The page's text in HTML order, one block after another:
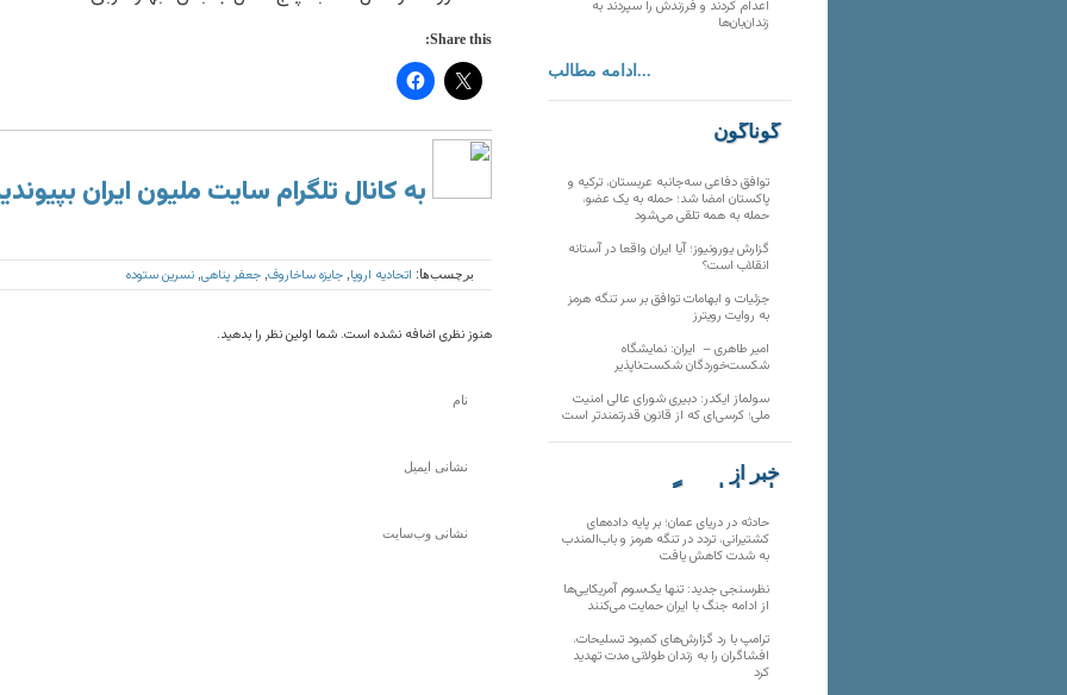
Share this:
به کانال تلگرام سایت ملیون ایران
برچسب‌ها: اتحادیه اروپا جایزه ساخاروف جعفر پناهی نسرین ستوده
هنوز نظری اضافه نشده است. شما اولین نظر را بدهید.
اعدام کردند و فرزندش را سپردند به
زندان‌بان‌ها
ادامه مطالب...
گوناگون
توافق دفاعی سه‌جانبه عربستان، ترکیه و
پاکستان امضا شد؛ حمله به یک عضو،
حمله به همه تلقی می‌شود
گزارش یورونیوز؛ آیا ایران واقعا در آستانه
انقلاب است؟
جزئیات و ابهامات توافق بر سر تنگه هرمز
به روایت رویترز
امیر طاهری – ایران: نمایشگاه
شکست‌خوردگان شکست‌ناپذیر
سولماز ایکدر: دبیری شورای عالی امنیت
ملی؛ کرسی‌ای که از قانون قدرتمندتر است
خبر از
تارنماهای دیگر
حادثه در دریای عمان؛ بر پایه داده‌های
کشتیرانی، تردد در تنگه هرمز و باب‌المندب
به شدت کاهش یافت
نظرسنجی جدید: تنها یک‌سوم آمریکایی‌ها
از ادامه جنگ با ایران حمایت می‌کنند
ترامپ با رد گزارش‌های کمبود تسلیحات،
افشاگران را به زندان طولانی مدت تهدید
کرد